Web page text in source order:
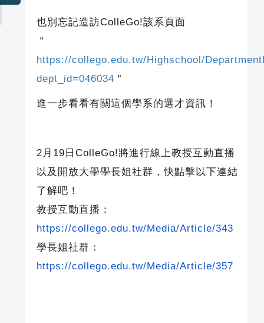
也別忘記造訪ColleGo!該系頁面
＂
https://collego.edu.tw/Highschool/
dept_id=046034 ＂
進一步看看有關這個學系的選才資訊！
2 月19日ColleGo!將進行線上教授互動直播
以及開放大學學長姐社群，快點擊以下連結
了解吧！
教授互動直播：
https://collego.edu.tw/Media/Article/343
學長姐社群：
https://collego.edu.tw/Media/Article/357